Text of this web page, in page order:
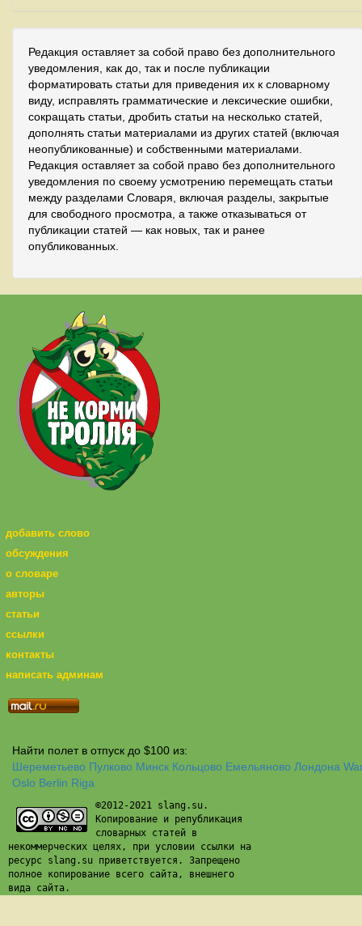
Редакция оставляет за собой право без дополнительного
уведомления, как до, так и после публикации
форматировать статьи для приведения их к словарному
виду, исправлять грамматические и лексические ошибки,
сокращать статьи, дробить статьи на несколько статей,
дополнять статьи материалами из других статей (включая
неопубликованные) и собственными материалами.
Редакция оставляет за собой право без дополнительного
уведомления по своему усмотрению перемещать статьи
между разделами Словаря, включая разделы, закрытые
для свободного просмотра, а также отказываться от
публикации статей — как новых, так и ранее
опубликованных.
добавить слово
обсуждения
о словаре
авторы
статьи
ссылки
контакты
написать админам
Найти полет в отпуск до $100 из:
Шереметьево Пулково Минск Кольцово Емельяново Лондона
Oslo Berlin Riga
©2012-2021 slang.su.
Копирование и републикация
словарных статей в
некоммерческих целях, при условии ссылки на
ресурс slang.su приветствуется. Запрещено
полное копирование всего сайта, внешнего
вида сайта.